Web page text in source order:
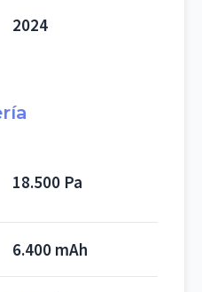
2024
18.500 Pa
6.400 mAh